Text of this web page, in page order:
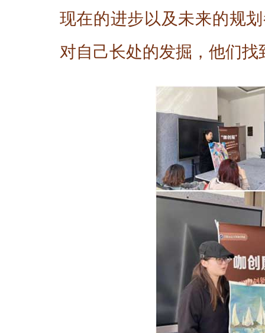
现在的进步以及未来的规
对自己长处的发掘，他们